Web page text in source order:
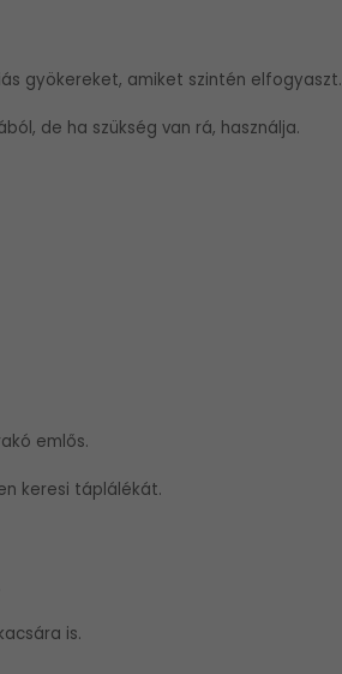
gyökereket, amiket szintén elfogyaszt.
de ha szükség van rá, használja.
emlős.
keresi táplálékát.
is.